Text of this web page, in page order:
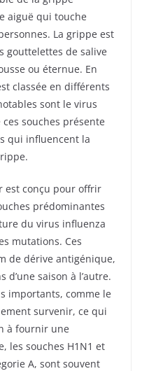
aiguë qui touche
La grippe est
gouttelettes de salive
ou éternue. En
classée en différents
sont le virus
souches présente
qui influencent la
est conçu pour offrir
prédominantes
du virus influenza
mutations. Ces
de dérive antigénique,
saison à l’autre.
importants, comme le
survenir, ce qui
à fournir une
les souches H1N1 et
A, sont souvent